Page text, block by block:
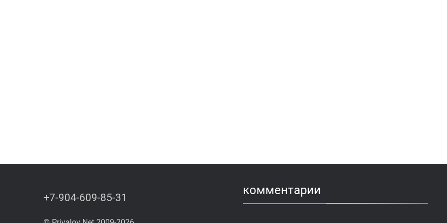
+7-904-609-85-31
комментарии